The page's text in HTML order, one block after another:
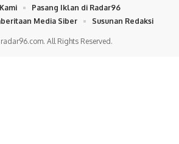
All Rights Reserved.
Pasang Iklan di Radar96
Media Siber
Susunan Redaksi